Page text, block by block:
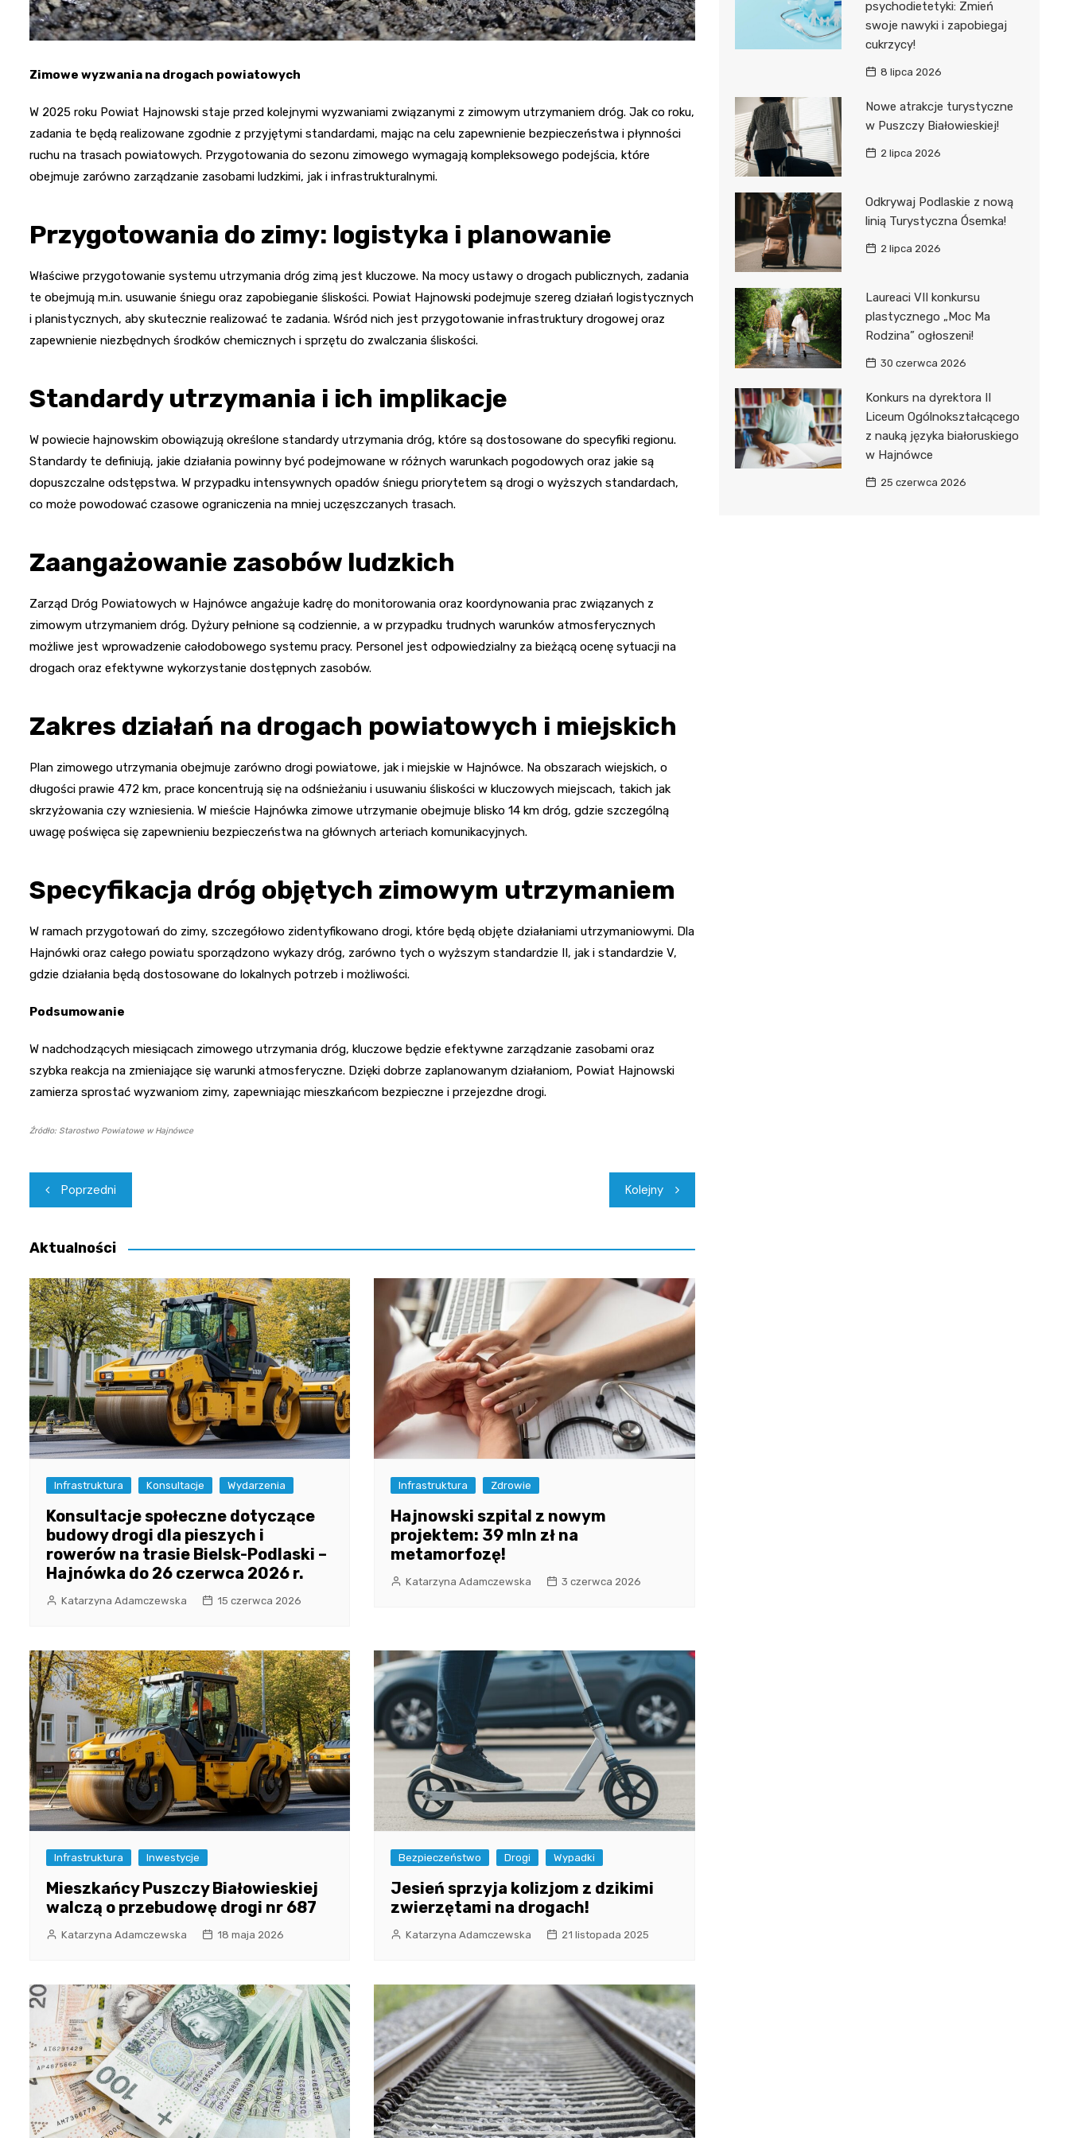
Zimowe wyzwania na drogach powiatowych
W 2025 roku Powiat Hajnowski staje przed kolejnymi wyzwaniami związanymi z zimowym utrzymaniem dróg. Jak co roku,
zadania te będą realizowane zgodnie z przyjętymi standardami, mając na celu zapewnienie bezpieczeństwa i płynności
ruchu na trasach powiatowych. Przygotowania do sezonu zimowego wymagają kompleksowego podejścia, które
obejmuje zarówno zarządzanie zasobami ludzkimi, jak i infrastrukturalnymi.
Przygotowania do zimy: logistyka i planowanie
Właściwe przygotowanie systemu utrzymania dróg zimą jest kluczowe. Na mocy ustawy o drogach publicznych, zadania
te obejmują m.in. usuwanie śniegu oraz zapobieganie śliskości. Powiat Hajnowski podejmuje szereg działań logistycznych
i planistycznych, aby skutecznie realizować te zadania. Wśród nich jest przygotowanie infrastruktury drogowej oraz
zapewnienie niezbędnych środków chemicznych i sprzętu do zwalczania śliskości.
Standardy utrzymania i ich implikacje
W powiecie hajnowskim obowiązują określone standardy utrzymania dróg, które są dostosowane do specyfiki regionu.
Standardy te definiują, jakie działania powinny być podejmowane w różnych warunkach pogodowych oraz jakie są
dopuszczalne odstępstwa. W przypadku intensywnych opadów śniegu priorytetem są drogi o wyższych standardach,
co może powodować czasowe ograniczenia na mniej uczęszczanych trasach.
Zaangażowanie zasobów ludzkich
Zarząd Dróg Powiatowych w Hajnówce angażuje kadrę do monitorowania oraz koordynowania prac związanych z
zimowym utrzymaniem dróg. Dyżury pełnione są codziennie, a w przypadku trudnych warunków atmosferycznych
możliwe jest wprowadzenie całodobowego systemu pracy. Personel jest odpowiedzialny za bieżącą ocenę sytuacji na
drogach oraz efektywne wykorzystanie dostępnych zasobów.
Zakres działań na drogach powiatowych i miejskich
Plan zimowego utrzymania obejmuje zarówno drogi powiatowe, jak i miejskie w Hajnówce. Na obszarach wiejskich, o
długości prawie 472 km, prace koncentrują się na odśnieżaniu i usuwaniu śliskości w kluczowych miejscach, takich jak
skrzyżowania czy wzniesienia. W mieście Hajnówka zimowe utrzymanie obejmuje blisko 14 km dróg, gdzie szczególną
uwagę poświęca się zapewnieniu bezpieczeństwa na głównych arteriach komunikacyjnych.
Specyfikacja dróg objętych zimowym utrzymaniem
W ramach przygotowań do zimy, szczegółowo zidentyfikowano drogi, które będą objęte działaniami utrzymaniowymi. Dla
Hajnówki oraz całego powiatu sporządzono wykazy dróg, zarówno tych o wyższym standardzie II, jak i standardzie V,
gdzie działania będą dostosowane do lokalnych potrzeb i możliwości.
Podsumowanie
W nadchodzących miesiącach zimowego utrzymania dróg, kluczowe będzie efektywne zarządzanie zasobami oraz
szybka reakcja na zmieniające się warunki atmosferyczne. Dzięki dobrze zaplanowanym działaniom, Powiat Hajnowski
zamierza sprostać wyzwaniom zimy, zapewniając mieszkańcom bezpieczne i przejezdne drogi.
Źródło: Starostwo Powiatowe w Hajnówce
Nawigacja
wpisu
Poprzedni Kolejny
Aktualności
Infrastruktura Konsultacje Wydarzenia
Konsultacje społeczne dotyczące
budowy drogi dla pieszych i
rowerów na trasie Bielsk-Podlaski –
Hajnówka do 26 czerwca 2026 r.
Katarzyna Adamczewska 15 czerwca 2026
Infrastruktura Zdrowie
Hajnowski szpital z nowym
projektem: 39 mln zł na
metamorfozę!
Katarzyna Adamczewska 3 czerwca 2026
Infrastruktura Inwestycje
Mieszkańcy Puszczy Białowieskiej
walczą o przebudowę drogi nr 687
Katarzyna Adamczewska 18 maja 2026
Bezpieczeństwo Drogi Wypadki
Jesień sprzyja kolizjom z dzikimi
zwierzętami na drogach!
Katarzyna Adamczewska 21 listopada 2025
psychodietetyki: Zmień
swoje nawyki i zapobiegaj
cukrzycy!
8 lipca 2026
Nowe atrakcje turystyczne
w Puszczy Białowieskiej!
2 lipca 2026
Odkrywaj Podlaskie z nową
linią Turystyczna Ósemka!
2 lipca 2026
Laureaci VII konkursu
plastycznego „Moc Ma
Rodzina” ogłoszeni!
30 czerwca 2026
Konkurs na dyrektora II
Liceum Ogólnokształcącego
z nauką języka białoruskiego
w Hajnówce
25 czerwca 2026